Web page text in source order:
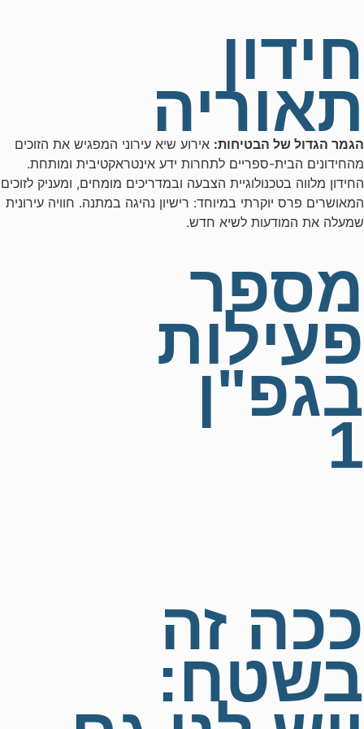
חידון
תאוריה
הגמר הגדול של הבטיחות: אירוע שיא עירוני המפגיש את הזוכים
מהחידונים הבית-ספריים לתחרות ידע אינטראקטיבית ומותחת.
החידון מלווה בטכנולוגיית הצבעה ובמדריכים מומחים, ומעניק לזוכים
המאושרים פרס יוקרתי במיוחד: רישיון נהיגה במתנה. חוויה עירונית
שמעלה את המודעות לשיא חדש.
מספר
פעילות
בגפ"ן
1
ככה זה
בשטח: